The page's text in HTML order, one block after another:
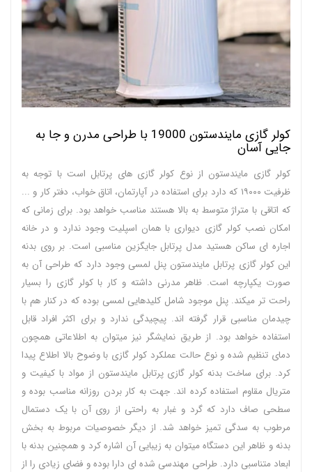
کولر گازی مایندستون 19000 با طراحی مدرن و جا به
جایی آسان
کولر گازی مایندستون از نوع کولر گازی های پرتابل است با توجه به
ظرفیت ۱۹۰۰۰ که دارد برای استفاده در آپارتمان، اتاق خواب، دفتر کار و ...
که اتاقی با متراژ متوسط به بالا هستند مناسب خواهد بود. برای زمانی که
امکان نصب کولر گازی دیواری با همان اسپلیت وجود ندارد و در خانه
اجاره ای ساکن هستید مدل پرتابل جایگزین مناسبی است. بر روی بدنه
این کولر گازی پرتابل مایندستون پنل لمسی وجود دارد که طراحی آن به
صورت یکپارچه است. ظاهر مدرنی داشته و کار با کولر گازی را بسیار
راحت تر میکند. پنل موجود شامل کلیدهایی لمسی بوده که در کنار هم با
چیدمان مناسبی قرار گرفته اند. پیچیدگی ندارد و برای اکثر افراد قابل
استفاده خواهد بود. از طریق نمایشگر نیز میتوان به اطلاعاتی همچون
دمای تنظیم شده و نوع حالت عملکرد کولر گازی با وضوح بالا اطلاع پیدا
کرد. برای ساخت بدنه کولر گازی پرتابل مایندستون از مواد با کیفیت و
متریال مقاوم استفاده کرده اند. جهت به کار بردن روزانه مناسب بوده و
سطحی صاف دارد که گرد و غبار به راحتی از روی آن با یک دستمال
مرطوب به سدگی تمیز خواهد شد. از دیگر خصوصیات مربوط به بخش
بدنه و ظاهر این دستگاه میتوان به زیبایی آن اشاره کرد و همچنین بدنه با
ابعاد متناسبی دارد. طراحی مهندسی شده ای دارا بوده و فضای زیادی را از